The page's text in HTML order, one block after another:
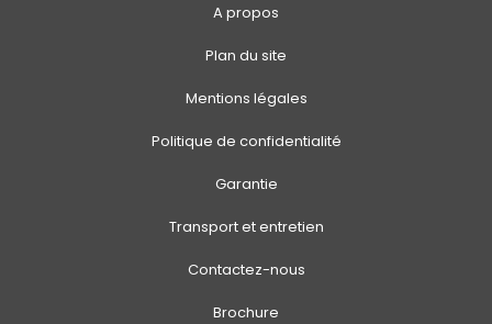
A propos
Plan du site
Mentions légales
Politique de confidentialité
Garantie
Transport et entretien
Contactez-nous
Brochure